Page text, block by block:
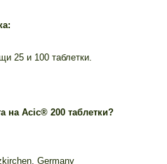
25 и 100 таблетки.
на Acic® 200 таблетки?
Germany